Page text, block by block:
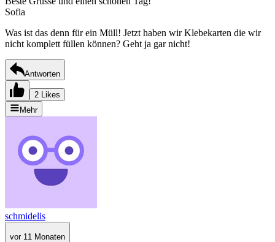
Sofia
Was ist das denn für ein Müll! Jetzt haben wir Klebekarten die wir
nicht komplett füllen können? Geht ja gar nicht!
Antworten
2 Likes
Mehr
schmidelis
vor 11 Monaten